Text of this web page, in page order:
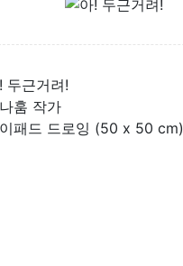
두근거려!
훔 작가
패드 드로잉 (50 x 50 cm)